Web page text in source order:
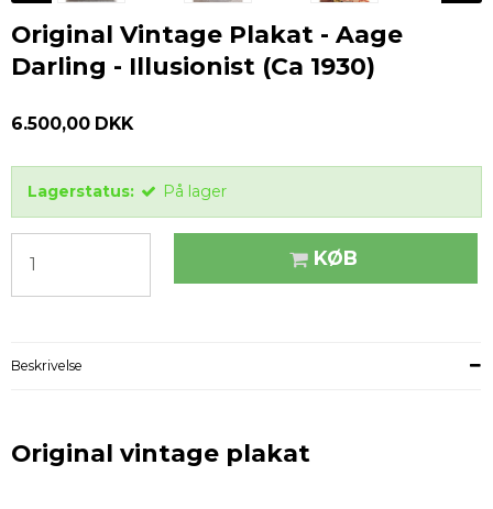
Original Vintage Plakat - Aage
Darling - Illusionist (Ca 1930)
6.500,00 DKK
Lagerstatus: På lager
KØB
Beskrivelse
Original vintage plakat